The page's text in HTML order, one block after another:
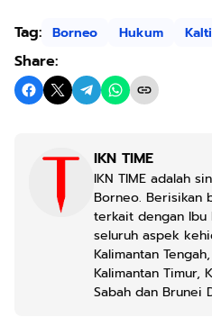
Tag: Borneo Hukum
Share:
IKN TIME
IKN TIME adalah
Borneo. Berisikan
terkait dengan Ibu
seluruh aspek
Kalimantan
Kalimantan Timur,
Sabah dan Brunei